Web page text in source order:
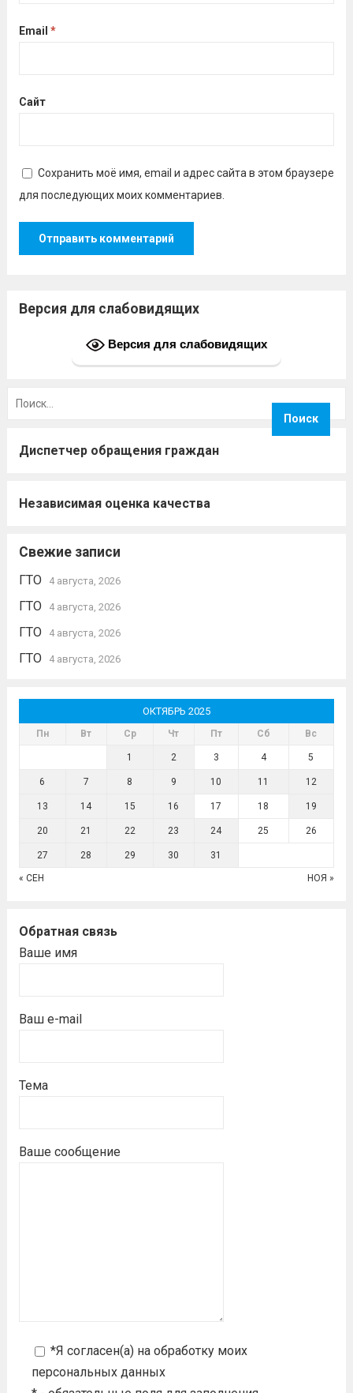
Email *
Сайт
Сохранить моё имя, email и адрес сайта в этом браузере
для последующих моих комментариев.
Версия для слабовидящих
Версия для слабовидящих
Диспетчер обращения граждан
Независимая оценка качества
Свежие записи
ГТО 4 августа, 2026
ГТО 4 августа, 2026
ГТО 4 августа, 2026
ГТО 4 августа, 2026
ОКТЯБРЬ 2025
Пн Вт Ср Чт Пт Сб Вс
1 2 3 4 5
6 7 8 9 10 11 12
13 14 15 16 17 18 19
20 21 22 23 24 25 26
27 28 29 30 31
« СЕН НОЯ »
Обратная связь
Ваше имя
Ваш e-mail
Тема
Ваше сообщение
*Я согласен(а) на обработку моих
персональных данных